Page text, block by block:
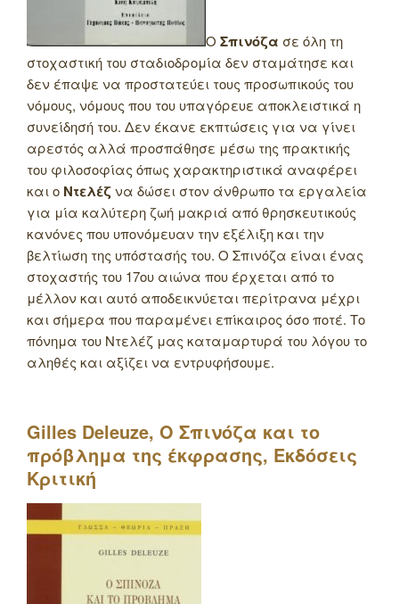
Ο Σπινόζα σε όλη τη
στοχαστική του σταδιοδρομία δεν σταμάτησε και
δεν έπαψε να προστατεύει τους προσωπικούς του
νόμους, νόμους που του υπαγόρευε αποκλειστικά η
συνείδησή του. Δεν έκανε εκπτώσεις για να γίνει
αρεστός αλλά προσπάθησε μέσω της πρακτικής
του φιλοσοφίας όπως χαρακτηριστικά αναφέρει
και ο Ντελέζνα δώσει στον άνθρωπο τα εργαλεία
για μία καλύτερη ζωή μακριά από θρησκευτικούς
κανόνες που υπονόμευαν την εξέλιξη και την
βελτίωση της υπόστασής του. Ο Σπινόζα είναι ένας
στοχαστής του 17ου αιώνα που έρχεται από το
μέλλον και αυτό αποδεικνύεται περίτρανα μέχρι
και σήμερα που παραμένει επίκαιρος όσο ποτέ. Το
πόνημα του Ντελέζ μας καταμαρτυρά του λόγου το
αληθές και αξίζει να εντρυφήσουμε.
Gilles Deleuze, Ο Σπινόζα και το
πρόβλημα της έκφρασης, Εκδόσεις
Κριτική